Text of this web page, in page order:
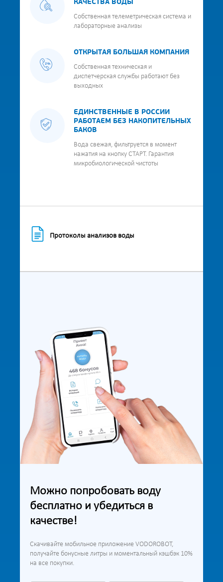
КАЧЕСТВА ВОДЫ
Собственная телеметрическая система и
лабораторные анализы
ОТКРЫТАЯ БОЛЬШАЯ КОМПАНИЯ
Собственная техническая и
диспетчерская службы работают без
выходных
ЕДИНСТВЕННЫЕ В РОССИИ
РАБОТАЕМ БЕЗ НАКОПИТЕЛЬНЫХ
БАКОВ
Вода свежая, фильтруется в момент
нажатия на кнопку СТАРТ. Гарантия
микробиологической чистоты
Протоколы анализов воды
Можно попробовать воду
бесплатно и убедиться в
качестве!
Скачивайте мобильное приложение VODOROBOT,
получайте бонусные литры и моментальный кэшбэк 10%
на все покупки.